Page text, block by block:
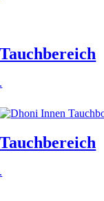
Tauchbereich
.
Tauchbereich
.